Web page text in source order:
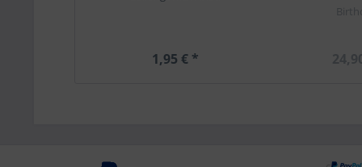
1,95 € *